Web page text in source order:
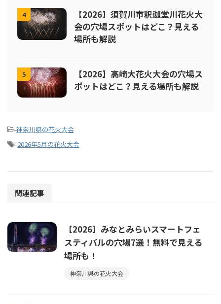
4
【2026】須賀川市釈迦堂川花火大
会の穴場スポットはどこ？見える
場所も解説
5
【2026】高崎大花火大会の穴場ス
ポットはどこ？見える場所も解説
-神奈川県の花火大会
-2026年5月の花火大会
関連記事
【2026】みなとみらいスマートフェ
スティバルの穴場7選！無料で見える
場所も！
神奈川県の花火大会